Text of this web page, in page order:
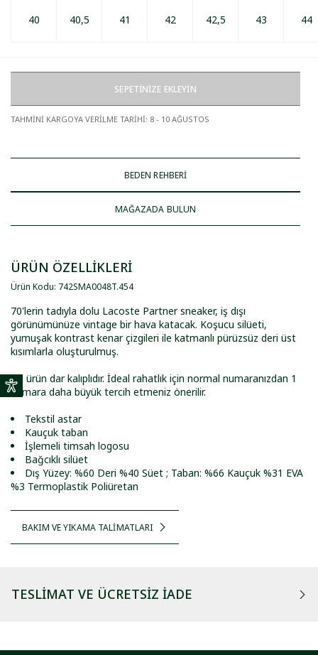
40 40,5 41 42 42,5 43 44
SEPETİNİZE EKLEYİN
TAHMİNİ KARGOYA VERİLME TARİHİ: 8 - 10 AĞUSTOS
BEDEN REHBERİ
MAĞAZADA BULUN
ÜRÜN ÖZELLİKLERİ
Ürün Kodu: 742SMA0048T.454
70'lerin tadıyla dolu Lacoste Partner sneaker, iş dışı
görünümünüze vintage bir hava katacak. Koşucu silüeti,
yumuşak kontrast kenar çizgileri ile katmanlı pürüzsüz deri üst
kısımlarla oluşturulmuş.
Bu ürün dar kalıplıdır. İdeal rahatlık için normal numaranızdan 1
numara daha büyük tercih etmeniz önerilir.
Tekstil astar
Kauçuk taban
İşlemeli timsah logosu
Bağcıklı silüet
Dış Yüzey: %60 Deri %40 Süet ; Taban: %66 Kauçuk %31 EVA
%3 Termoplastik Poliüretan
BAKIM VE YIKAMA TALİMATLARI
TESLIMAT VE ÜCRETSIZ İADE